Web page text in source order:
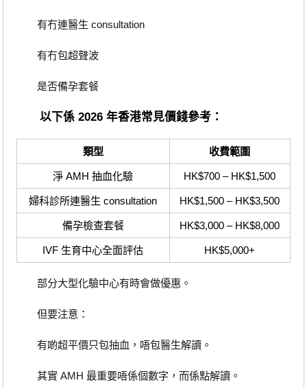
有冇連醫生 consultation
有冇包超聲波
是否備孕套餐
以下係 2026 年香港常見價錢參考：
類型 收費範圍
淨 AMH 抽血化驗 HK$700 – HK$1,500
婦科診所連醫生 consultation HK$1,500 – HK$3,500
備孕檢查套餐 HK$3,000 – HK$8,000
IVF 生育中心全面評估 HK$5,000+
部分大型化驗中心有時會做優惠。
但要注意：
有啲超平價只包抽血，唔包醫生解讀。
其實 AMH 最重要唔係個數字，而係點解讀。